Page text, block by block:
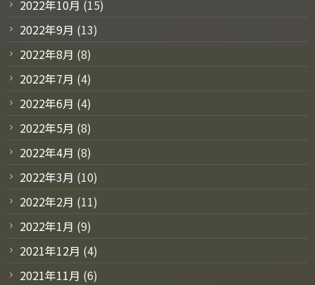
2022年10月 (15)
2022年9月 (13)
2022年8月 (8)
2022年7月 (4)
2022年6月 (4)
2022年5月 (8)
2022年4月 (8)
2022年3月 (10)
2022年2月 (11)
2022年1月 (9)
2021年12月 (4)
2021年11月 (6)